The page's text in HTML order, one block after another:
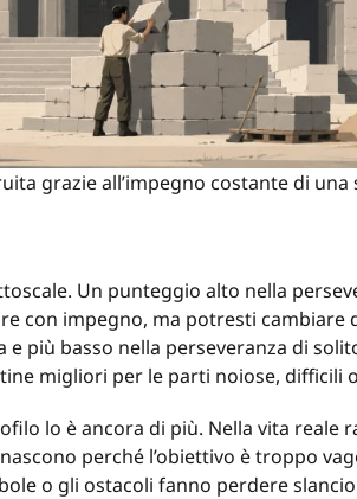
grazie all’impegno costante di una
Un punteggio alto nella
con impegno, ma potresti cambiare
più basso nella perseveranza di
migliori per le parti noiose, difficili
lo è ancora di più. Nella vita reale
perché l’obiettivo è troppo
o gli ostacoli fanno perdere